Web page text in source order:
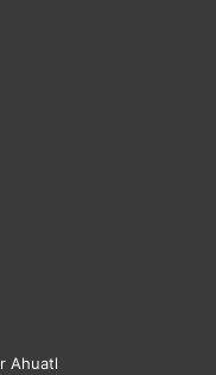
Ahuatl